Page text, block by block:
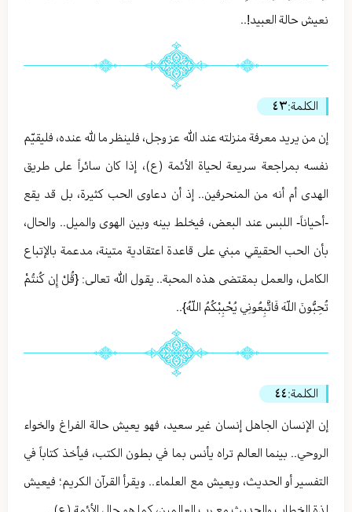
نعيش حالة العبيد!..
الكلمة:٤٣
إن من يريد معرفة منزلته عند الله عز وجل، فلينظر ما لله عنده، فليقيّم
نفسه بمراجعة سريعة لحياة الأئمة (ع)، إذا كان سائراً على طريق
الهدى أم أنه من المنحرفين.. إذ أن دعاوى الحب كثيرة، بل قد يقع
-أحياناً- اللبس عند البعض، فيخلط بينه وبين الهوى والميل.. والحال،
بأن الحب الحقيقي مبني على قاعدة اعتقادية متينة، مدعمة بالإتباع
الكامل، والعمل بمقتضى هذه المحبة.. يقول الله تعالى: {قُلْ إِن كُنتُمْ
تُحِبُّونَ اللّهَ فَاتَّبِعُونِي يُحْبِبْكُمُ اللّهُ}..
الكلمة:٤٤
إن الإنسان الجاهل إنسان غير سعيد، فهو يعيش حالة الفراغ والخواء
الروحي.. بينما العالم تراه يأنس بما في بطون الكتب، فيأخذ كتاباً في
التفسير أو الحديث، ويعيش مع العلماء.. ويقرأ القرآن الكريم؛ فيعيش